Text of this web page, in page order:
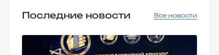
Последние новости Все новости